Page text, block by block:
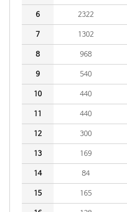
6 2322
7 1302
8 968
9 540
10 440
11 440
12 300
13 169
14 84
15 165